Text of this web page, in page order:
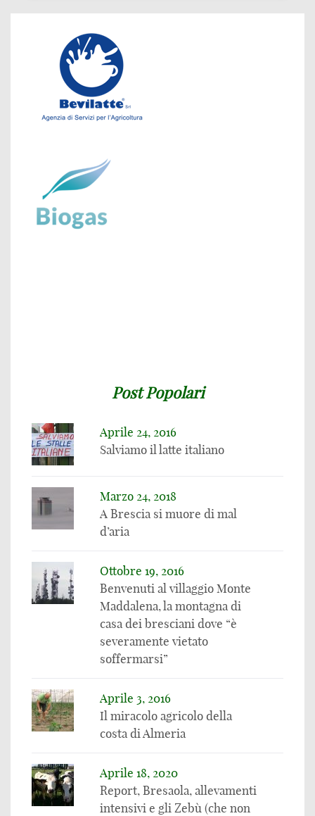
Post Popolari
Aprile 24, 2016
Salviamo il latte italiano
Marzo 24, 2018
A Brescia si muore di mal
d’aria
Ottobre 19, 2016
Benvenuti al villaggio Monte
Maddalena, la montagna di
casa dei bresciani dove “è
severamente vietato
soffermarsi”
Aprile 3, 2016
Il miracolo agricolo della
costa di Almeria
Aprile 18, 2020
Report, Bresaola, allevamenti
intensivi e gli Zebù (che non